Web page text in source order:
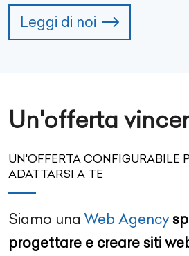
Leggi di noi
Un'offerta
UN'OFFERTA CONFIGURABILE
ADATTARSI A TE
Siamo una Web Agency
progettare e creare siti